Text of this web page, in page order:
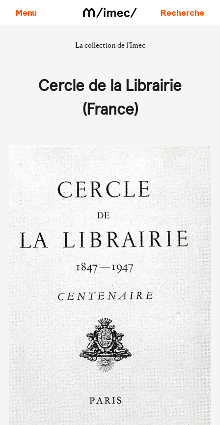
Menu Recherche
La collection de l’Imec
Cercle de la Librairie
(France)